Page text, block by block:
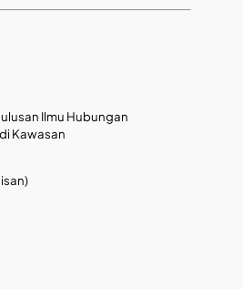
Ilmu Hubungan
Kawasan